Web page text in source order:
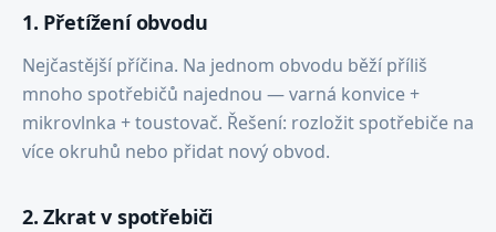
1. Přetížení obvodu
Nejčastější příčina. Na jednom obvodu běží příliš
mnoho spotřebičů najednou — varná konvice +
mikrovlnka + toustovač. Řešení: rozložit spotřebiče na
více okruhů nebo přidat nový obvod.
2. Zkrat v spotřebiči